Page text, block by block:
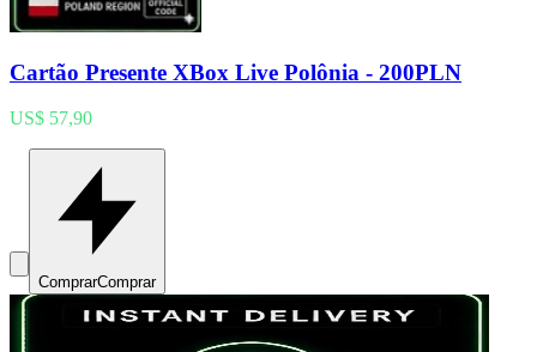
Cartão Presente XBox Live Polônia - 200PLN
US$ 57,90
ComprarComprar